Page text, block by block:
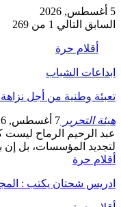
5 أغسطس, 2026
السابق التالي 1 من 269
أقلام حرة
ابداعات الشباب
تعبئة وطنية من أجل
هيئة التحرير 7 أغسطس, 2026
عبد الرحيم الرماح ليست
لتجديد المؤسسات، بل
أقلام حرة
ادريس شحتان يكتب :